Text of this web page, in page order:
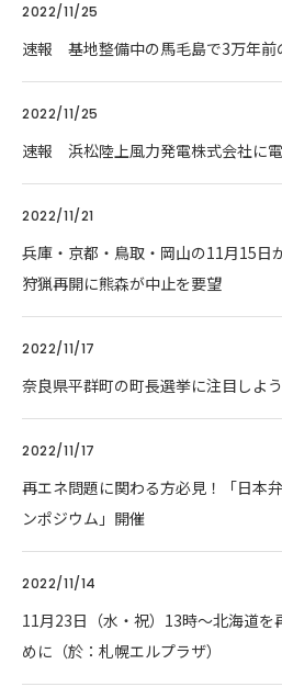
2022/11/25
速報 基地整備中の馬毛島で3万年
2022/11/25
速報 浜松陸上風力発電株式会社に
2022/11/21
兵庫・京都・鳥取・岡山の11月15日
狩猟再開に熊森が中止を要望
2022/11/17
奈良県平群町の町長選挙に注目しよ
2022/11/17
再エネ問題に関わる方必見！「日本
ンポジウム」開催
2022/11/14
11月23日（水・祝）13時～北海道を
めに（於：札幌エルプラザ）